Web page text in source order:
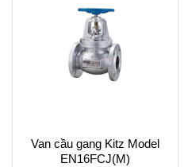
Van cầu gang Kitz Model
EN16FCJ(M)